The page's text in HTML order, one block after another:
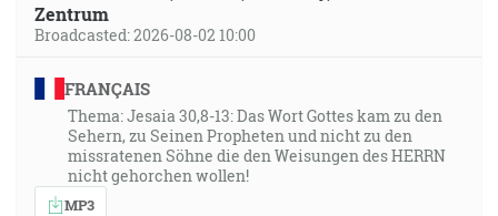
Zentrum
Broadcasted: 2026-08-02 10:00
FRANÇAIS
Thema: Jesaia 30,8-13: Das Wort Gottes kam zu den
Sehern, zu Seinen Propheten und nicht zu den
missratenen Söhne die den Weisungen des HERRN
nicht gehorchen wollen!
MP3